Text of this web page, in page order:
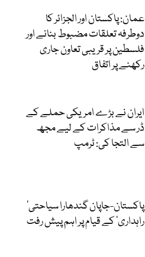
عمان: پاکستان اور الجزائر کا
دوطرفہ تعلقات مضبوط بنانے اور
فلسطین پر قریبی تعاون جاری
رکھنے پر اتفاق
ایران نے بڑے امریکی حملے کے
ڈر سے مذاکرات کے لیے مجھ
سے التجا کی: ٹرمپ
‘پاکستان-جاپان گندھارا سیاحتی
راہداری’ کے قیام پر اہم پیش رفت